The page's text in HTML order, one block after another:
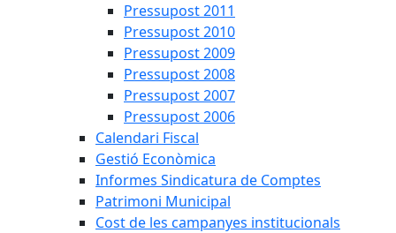
Pressupost 2011
Pressupost 2010
Pressupost 2009
Pressupost 2008
Pressupost 2007
Pressupost 2006
Calendari Fiscal
Gestió Econòmica
Informes Sindicatura de Comptes
Patrimoni Municipal
Cost de les campanyes institucionals